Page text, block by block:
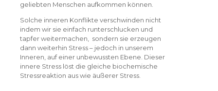
geliebten Menschen aufkommen können.
Solche inneren Konflikte verschwinden nicht
indem wir sie einfach runterschlucken und
tapfer weitermachen, sondern sie erzeugen
dann weiterhin Stress – jedoch in unserem
Inneren, auf einer unbewussten Ebene. Dieser
innere Stress löst die gleiche biochemische
Stressreaktion aus wie äußerer Stress.